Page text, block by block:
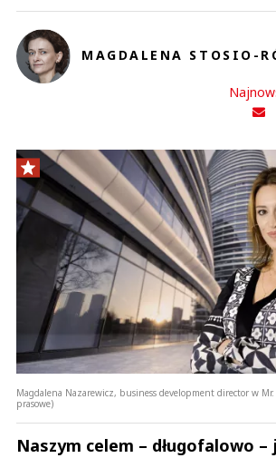
MAGDALENA STOSIO-
Magdalena Nazarewicz, business development director w Mr.
prasowe)
Naszym celem – długofalowo –